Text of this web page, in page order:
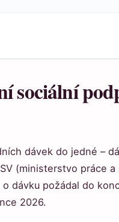
sociální
dávek do jedné –
(ministerstvo práce a
dávku požádal do
2026.